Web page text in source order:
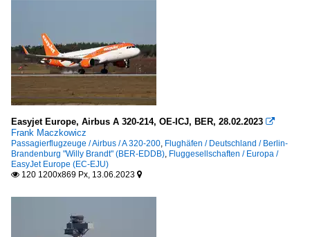
Easyjet Europe, Airbus A 320-214, OE-ICJ, BER, 28.02.2023 
Frank Maczkowicz
Passagierflugzeuge / Airbus / A 320-200 Flughäfen / Deutschland / Berlin-
Brandenburg "Willy Brandt" (BER-EDDB) Fluggesellschaften / Europa /
EasyJet Europe (EC-EJU)
 120 1200x869 Px, 13.06.2023 